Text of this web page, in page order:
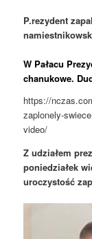
P.rezydent
W Pałacu
chanukowe.
https://
zaplonely-
video/
Z udziałem
poniedziałek
uroczystość